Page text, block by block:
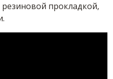
прокладкой,